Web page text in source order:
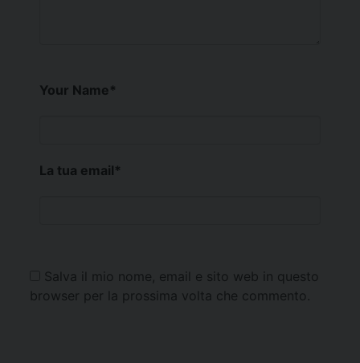
Your Name*
La tua email*
Salva il mio nome, email e sito web in questo
browser per la prossima volta che commento.